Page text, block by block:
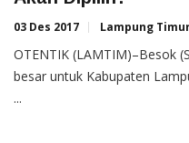
03 Des 2017 Lampung
OTENTIK (LAMTIM)–Besok
besar untuk Kabupaten
...